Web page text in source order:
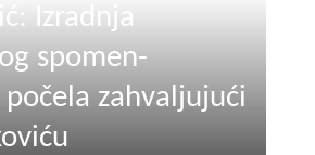
Izradnja
spomen-
zahvaljujući